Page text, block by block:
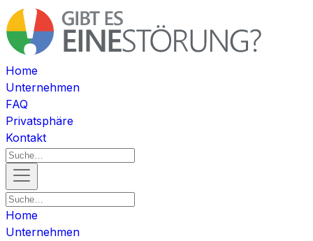
Home
Unternehmen
FAQ
Privatsphäre
Kontakt
Home
Unternehmen